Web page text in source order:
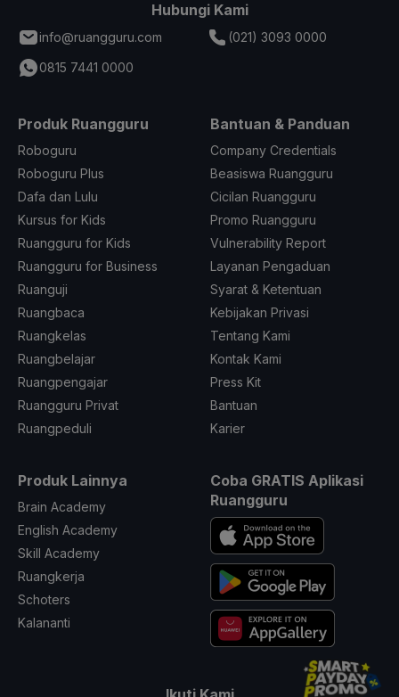
Hubungi Kami
info@ruangguru.com
(021) 3093 0000
0815 7441 0000
Produk Ruangguru
Roboguru
Roboguru Plus
Dafa dan Lulu
Kursus for Kids
Ruangguru for Kids
Ruangguru for Business
Ruanguji
Ruangbaca
Ruangkelas
Ruangbelajar
Ruangpengajar
Ruangguru Privat
Ruangpeduli
Bantuan & Panduan
Company Credentials
Beasiswa Ruangguru
Cicilan Ruangguru
Promo Ruangguru
Vulnerability Report
Layanan Pengaduan
Syarat & Ketentuan
Kebijakan Privasi
Tentang Kami
Kontak Kami
Press Kit
Bantuan
Karier
Produk Lainnya
Brain Academy
English Academy
Skill Academy
Ruangkerja
Schoters
Kalananti
Coba GRATIS Aplikasi
Ruangguru